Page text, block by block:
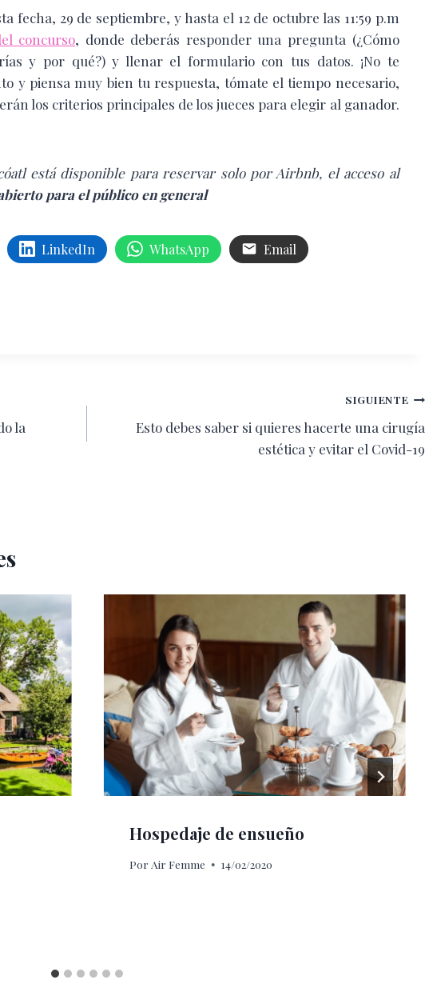
fecha, 29 de septiembre, y hasta el 12 de octubre las 11:59 p.m
concurso, donde deberás responder una pregunta (¿Cómo
y por qué?) y llenar el formulario con tus datos. ¡No te
y piensa muy bien tu respuesta, tómate el tiempo necesario,
los criterios principales de los jueces para elegir al ganador.
está disponible para reservar solo por Airbnb, el acceso al
para el público en general
LinkedIn WhatsApp Email
la
SIGUIENTE
Esto debes saber si quieres hacerte una cirugía
estética y evitar el Covid-19
Hospedaje de ensueño
Por Air Femme 14/02/2020